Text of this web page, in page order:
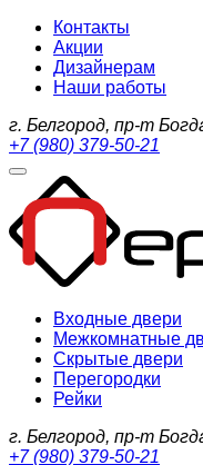
Контакты
Акции
Дизайнерам
Наши работы
г. Белгород, пр-т
+7 (980) 379-50-21
Входные двери
Межкомнатные
Скрытые двери
Перегородки
Рейки
г. Белгород, пр-т
+7 (980) 379-50-21